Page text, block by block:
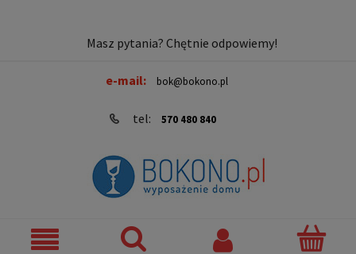
Masz pytania? Chętnie odpowiemy!
e-mail: bok@bokono.pl
tel: 570 480 840